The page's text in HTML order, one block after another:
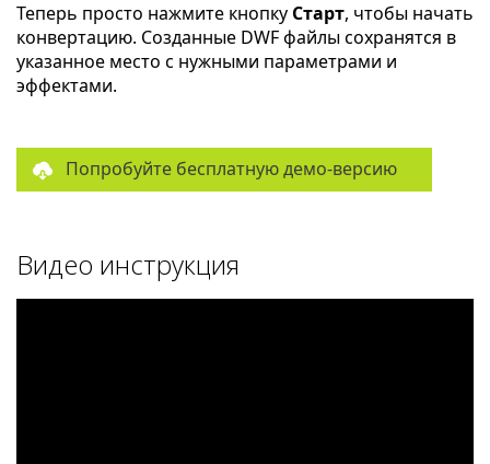
Теперь просто нажмите кнопку Старт, чтобы начать
конвертацию. Созданные DWF файлы сохранятся в
указанное место с нужными параметрами и
эффектами.
Попробуйте бесплатную демо-версию
Видео инструкция